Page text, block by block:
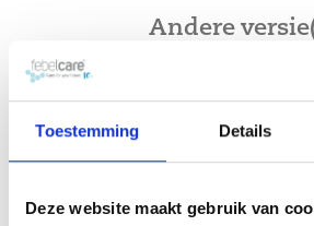
Toestemming Details
Deze website maakt gebruik van
Andere